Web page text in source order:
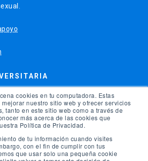
cookies en tu computadora. Estas
nuestro sitio web y ofrecer servicios
tanto en este sitio web como a través de
más acerca de las cookies que
Política de Privacidad.
de tu información cuando visites
con el fin de cumplir con tus
que usar solo una pequeña cookie
y consejo si se ha vulnerado
en la universidad.